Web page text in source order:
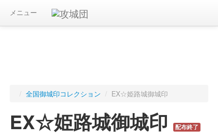
メニュー
/ 全国御城印コレクション / EX☆姫路城御城印
EX☆姫路城御城印 配布終了